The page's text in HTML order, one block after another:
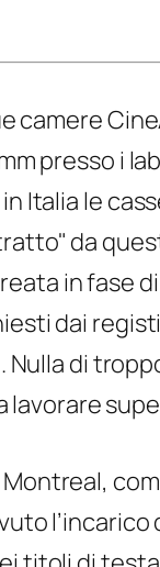
camere
presso i
Italia le
da
in fase
dai
di
Montreal,